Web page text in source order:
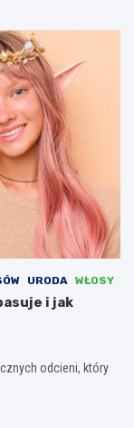
URODA WŁOSY
i jak
odcieni, który